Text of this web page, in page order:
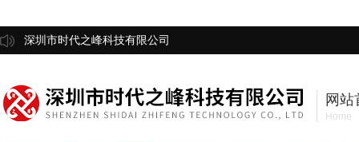
深圳市时代之峰科技有限公司
网站
Home